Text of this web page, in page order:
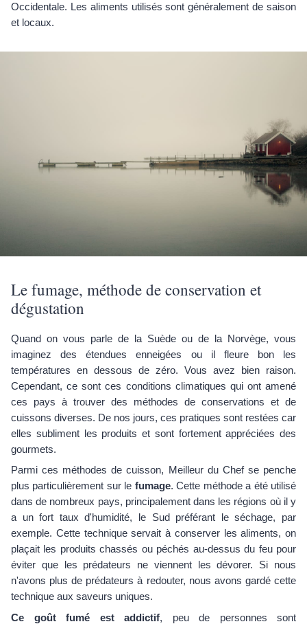
Occidentale. Les aliments utilisés sont généralement de saison
et locaux.
Le fumage, méthode de conservation et
dégustation
Quand on vous parle de la Suède ou de la Norvège, vous
imaginez des étendues enneigées ou il fleure bon les
températures en dessous de zéro. Vous avez bien raison.
Cependant, ce sont ces conditions climatiques qui ont amené
ces pays à trouver des méthodes de conservations et de
cuissons diverses. De nos jours, ces pratiques sont restées car
elles subliment les produits et sont fortement appréciées des
gourmets.
Parmi ces méthodes de cuisson, Meilleur du Chef se penche
plus particulièrement sur le fumage. Cette méthode a été utilisé
dans de nombreux pays, principalement dans les régions où il y
a un fort taux d'humidité, le Sud préférant le séchage, par
exemple. Cette technique servait à conserver les aliments, on
plaçait les produits chassés ou péchés au-dessus du feu pour
éviter que les prédateurs ne viennent les dévorer. Si nous
n'avons plus de prédateurs à redouter, nous avons gardé cette
technique aux saveurs uniques.
Ce goût fumé est addictif, peu de personnes sont